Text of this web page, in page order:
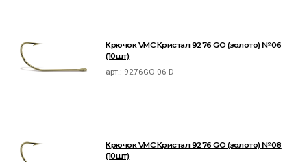
Крючок VMC Кристал 9276 GO (золото) №06
(10шт)
арт.: 9276GO-06-D
Крючок VMC Кристал 9276 GO (золото) №08
(10шт)